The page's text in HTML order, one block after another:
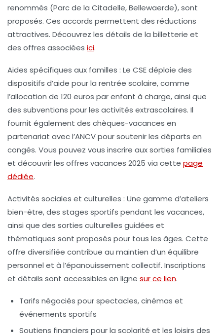
renommés (Parc de la Citadelle, Bellewaerde), sont
proposés. Ces accords permettent des réductions
attractives. Découvrez les détails de la billetterie et
des offres associées ici.
Aides spécifiques aux familles : Le CSE déploie des
dispositifs d’aide pour la rentrée scolaire, comme
l’allocation de 120 euros par enfant à charge, ainsi que
des subventions pour les activités extrascolaires. Il
fournit également des chèques-vacances en
partenariat avec l’ANCV pour soutenir les départs en
congés. Vous pouvez vous inscrire aux sorties familiales
et découvrir les offres vacances 2025 via cette page
dédiée.
Activités sociales et culturelles : Une gamme d’ateliers
bien-être, des stages sportifs pendant les vacances,
ainsi que des sorties culturelles guidées et
thématiques sont proposés pour tous les âges. Cette
offre diversifiée contribue au maintien d’un équilibre
personnel et à l’épanouissement collectif. Inscriptions
et détails sont accessibles en ligne sur ce lien.
Tarifs négociés pour spectacles, cinémas et
événements sportifs
Soutiens financiers pour la scolarité et les loisirs des